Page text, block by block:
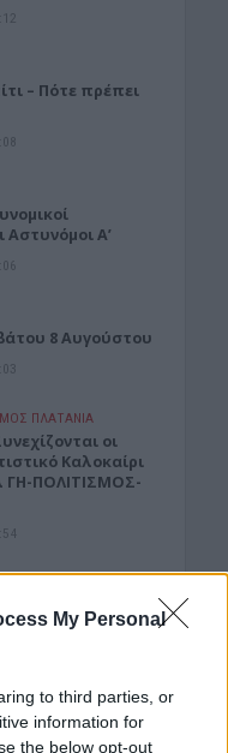
My Personal
to third parties, or
information for
the below opt-out
– Πότε πρέπει
Αστυνόμοι Α’
8 Αυγούστου
ΠΛΑΤΑΝΙΆ
οι
Καλοκαίρι
ΓΗ-ΠΟΛΙΤΙΣΜΟΣ-